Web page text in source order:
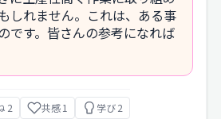
しれません。これは、ある事
です。皆さんの参考になれば
2 共感 1 学び 2